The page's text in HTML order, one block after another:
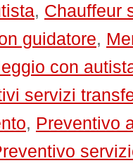
, Chauffeur
guidatore,
con
servizi
, Preventivo